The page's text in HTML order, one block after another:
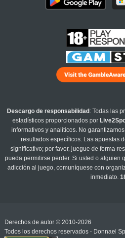
Descargo de responsabilidad : Todas las
estadísticos proporcionados por
informativos y analíticos. No
resultados específicos. Las apuestas
significativo; por favor, juegue de forma
pueda permitirse perder. Si usted o alguien
adicción al juego, comuníquese con
inmediato.
Derechos de autor © 2010-2026
Todos los derechos reservados - Donnael